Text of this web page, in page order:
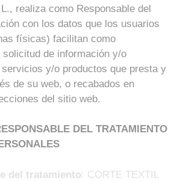
realiza como Responsable del
con los datos que los usuarios
físicas) facilitan como
de información y/o
y/o productos que presta y
de su web, o recabados en
del sitio web.
DEL TRATAMIENTO
del tratamiento: CORTE TEXTIL